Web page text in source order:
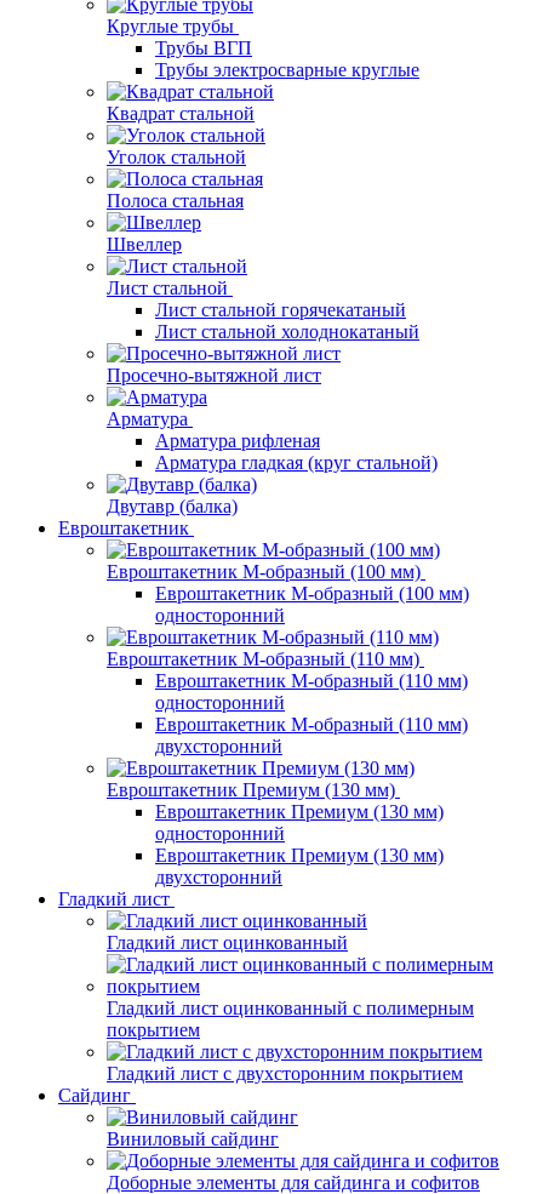
Круглые трубы
Трубы ВГП
Трубы электросварные круглые
Квадрат стальной
Уголок стальной
Полоса стальная
Швеллер
Лист стальной
Лист стальной горячекатаный
Лист стальной холоднокатаный
Просечно-вытяжной лист
Арматура
Арматура рифленая
Арматура гладкая (круг стальной)
Двутавр (балка)
Евроштакетник
Евроштакетник М-образный (100 мм)
Евроштакетник М-образный (100 мм)
односторонний
Евроштакетник М-образный (110 мм)
Евроштакетник М-образный (110 мм)
односторонний
Евроштакетник М-образный (110 мм)
двухсторонний
Евроштакетник Премиум (130 мм)
Евроштакетник Премиум (130 мм)
односторонний
Евроштакетник Премиум (130 мм)
двухсторонний
Гладкий лист
Гладкий лист оцинкованный
Гладкий лист оцинкованный с полимерным
покрытием
Гладкий лист с двухсторонним покрытием
Сайдинг
Виниловый сайдинг
Доборные элементы для сайдинга и софитов